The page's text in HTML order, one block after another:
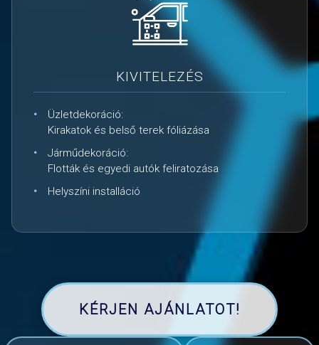
KIVITELEZÉS
Üzletdekoráció:
Kirakatok és belső terek fóliázása
Járműdekoráció:
Flották és egyedi autók feliratozása
Helyszíni installáció
KÉRJEN AJÁNLATOT!